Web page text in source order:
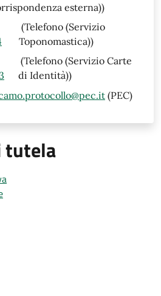
esterna))
(Telefono (Servizio
Toponomastica))
(Telefono (Servizio Carte
di Identità))
(PEC)
tutela